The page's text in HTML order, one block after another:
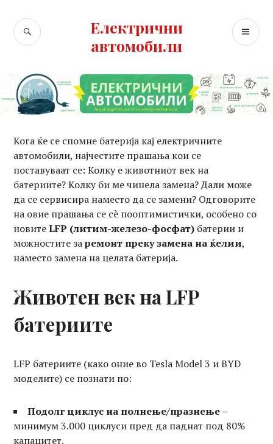
content
Електрични
автомобили
SEARCH
Кога ќе се спомне батерија кај електричните
автомобили, најчестите прашања кои се
поставуваат се: Колку е животниот век на
батериите? Колку би ме чинела замена? Дали може
да се сервисира наместо да се замени? Одговорите
на овие прашања се сè пооптимистички, особено со
новитеLFP (литим-железо-фосфат) батерии и
можностите заремонт преку замена на ќелии,
наместо замена на целата батерија.
Животен век на LFP
батериите
LFP батериите (како оние во Tesla Model 3 и BYD
моделите) се познати по:
Подолг циклус на полнење/празнење–
минимум 3.000 циклуси пред да паднат под 80%
капацитет.